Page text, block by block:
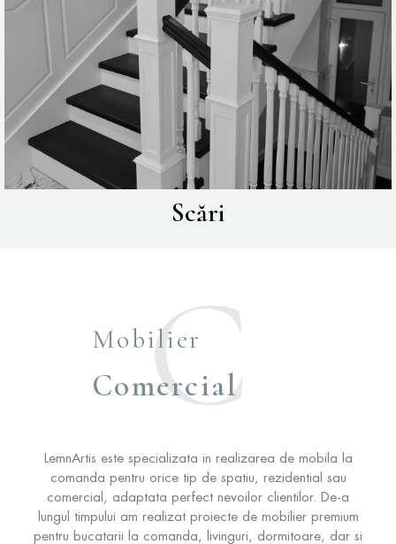
Scări
Mobilier
Comercial
LemnArtis este specializata in realizarea de mobila la
comanda pentru orice tip de spatiu, rezidential sau
comercial, adaptata perfect nevoilor clientilor. De-a
lungul timpului am realizat proiecte de mobilier premium
pentru bucatarii la comanda, livinguri, dormitoare, dar si